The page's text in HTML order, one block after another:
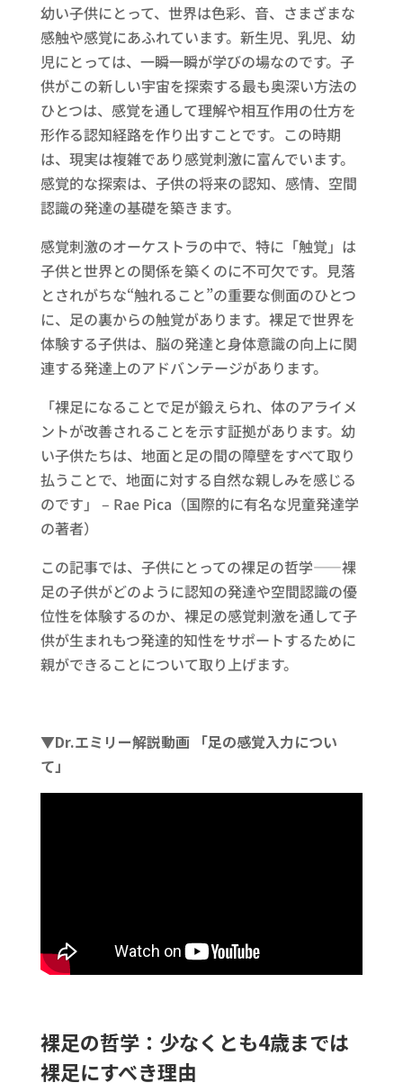
幼い子供にとって、世界は色彩、音、さまざまな
感触や感覚にあふれています。新生児、乳児、幼
児にとっては、一瞬一瞬が学びの場なのです。子
供がこの新しい宇宙を探索する最も奥深い方法の
ひとつは、感覚を通して理解や相互作用の仕方を
形作る認知経路を作り出すことです。この時期
は、現実は複雑であり感覚刺激に富んでいます。
感覚的な探索は、子供の将来の認知、感情、空間
認識の発達の基礎を築きます。
感覚刺激のオーケストラの中で、特に「触覚」は
子供と世界との関係を築くのに不可欠です。見落
とされがちな“触れること”の重要な側面のひとつ
に、足の裏からの触覚があります。裸足で世界を
体験する子供は、脳の発達と身体意識の向上に関
連する発達上のアドバンテージがあります。
「裸足になることで足が鍛えられ、体のアライメ
ントが改善されることを示す証拠があります。幼
い子供たちは、地面と足の間の障壁をすべて取り
払うことで、地面に対する自然な親しみを感じる
のです」 – Rae Pica（国際的に有名な児童発達学
の著者）
この記事では、子供にとっての裸足の哲学――裸
足の子供がどのように認知の発達や空間認識の優
位性を体験するのか、裸足の感覚刺激を通して子
供が生まれもつ発達的知性をサポートするために
親ができることについて取り上げます。
▼Dr.エミリー解説動画 「足の感覚入力につい
て」
裸足の哲学：少なくとも4歳までは
裸足にすべき理由